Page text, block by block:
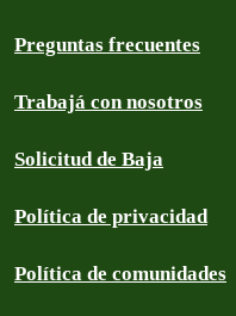
Preguntas frecuentes
Trabajá con nosotros
Solicitud de Baja
Política de privacidad
Política de comunidades